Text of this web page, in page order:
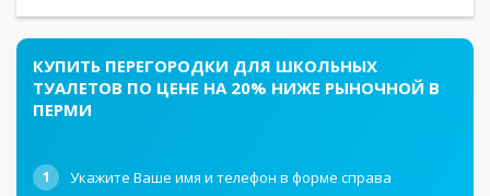
КУПИТЬ ПЕРЕГОРОДКИ ДЛЯ ШКОЛЬНЫХ
ТУАЛЕТОВ ПО ЦЕНЕ НА 20% НИЖЕ РЫНОЧНОЙ В
ПЕРМИ
1 Укажите Ваше имя и телефон в форме справа